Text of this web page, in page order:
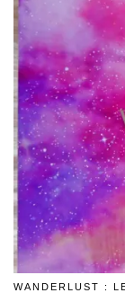
WANDERLUST :